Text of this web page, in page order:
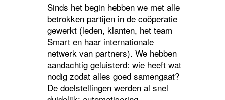
Sinds het begin hebben we met alle
betrokken partijen in de coöperatie
gewerkt (leden, klanten, het team
Smart en haar internationale
netwerk van partners). We hebben
aandachtig geluisterd: wie heeft wat
nodig zodat alles goed samengaat?
De doelstellingen werden al snel